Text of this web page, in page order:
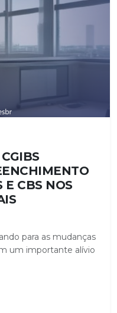
E CBS NOS
para as mudanças
um importante alívio